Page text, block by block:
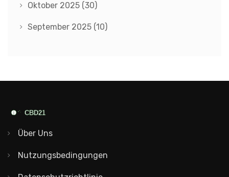
Oktober 2025 (30)
September 2025 (10)
Über Uns
Nutzungsbedingungen